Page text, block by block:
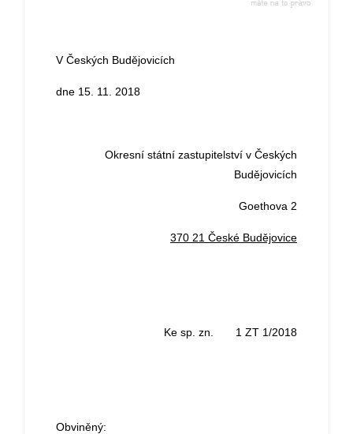
V Českých Budějovicích
dne 15. 11. 2018
Okresní státní zastupitelství v Českých
Budějovicích
Goethova 2
370 21 České Budějovice
Ke sp. zn. 1 ZT 1/2018
Obviněný: